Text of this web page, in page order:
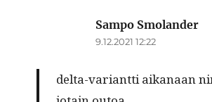
Sampo Smolander
9.12.2021 12:22
del­­ta-vari­ant­ti aika­naan